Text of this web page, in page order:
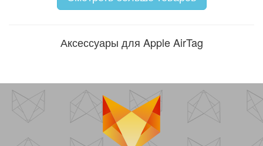
Аксессуары для Apple AirTag